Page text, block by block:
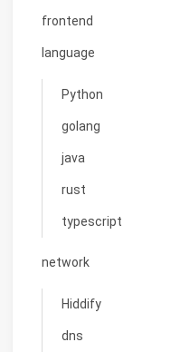
frontend
language
Python
golang
java
rust
typescript
network
Hiddify
dns